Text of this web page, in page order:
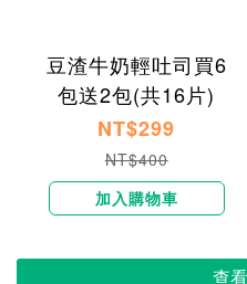
豆渣牛奶輕吐司買6
包送2包(共16片)
NT$299
NT$400
加入購物車
查